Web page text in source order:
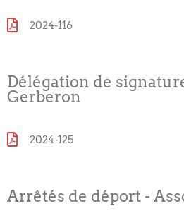
2024-116
Délégation de
Gerberon
2024-125
Arrêtés de déport -